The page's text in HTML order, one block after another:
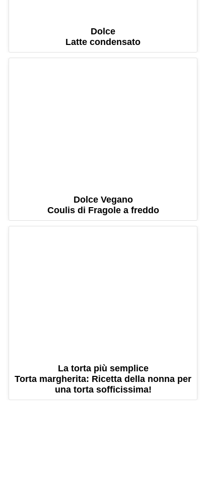
Dolce
Latte condensato
Dolce Vegano
Coulis di Fragole a freddo
La torta più semplice
Torta margherita: Ricetta della nonna per
una torta sofficissima!